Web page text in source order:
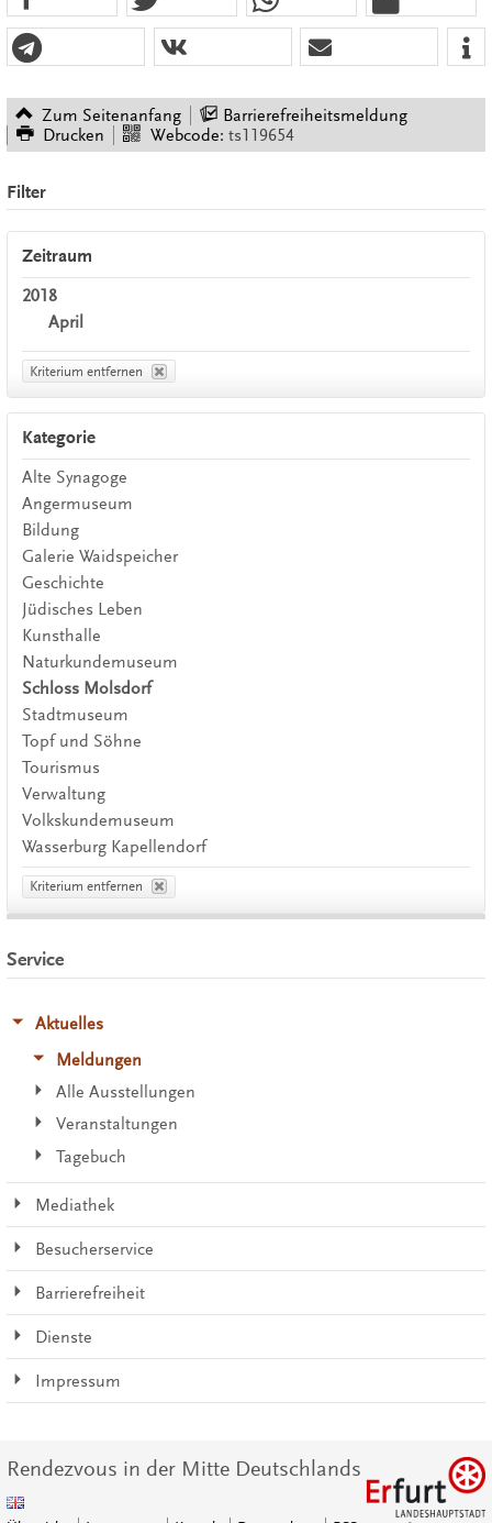
Zum Seitenanfang
Barrierefreiheitsmeldung
Drucken
Webcode: ts119654
Filter
Zeitraum
2018
April
Kriterium entfernen
Kategorie
Alte Synagoge
Angermuseum
Bildung
Galerie Waidspeicher
Geschichte
Jüdisches Leben
Kunsthalle
Naturkundemuseum
Schloss Molsdorf
Stadtmuseum
Topf und Söhne
Tourismus
Verwaltung
Volkskundemuseum
Wasserburg Kapellendorf
Kriterium entfernen
Service
Aktuelles
Meldungen
Alle Ausstellungen
Veranstaltungen
Tagebuch
Mediathek
Besucherservice
Barrierefreiheit
Dienste
Impressum
Rendezvous in der Mitte Deutschlands